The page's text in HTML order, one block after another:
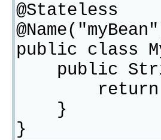
@Stateless
public class
public
return
}
}